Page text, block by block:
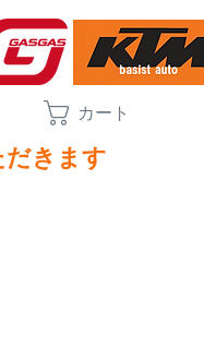
カート
だきます